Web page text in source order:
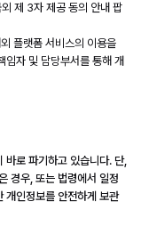
제 3자 제공 동의 안내 팝
플랫폼 서비스의 이용을
임자 및 담당부서를 통해 개
바로 파기하고 있습니다. 단,
경우, 또는 법령에서 일정
개인정보를 안전하게 보관